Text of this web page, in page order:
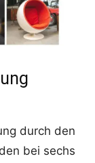
durch den
bei sechs